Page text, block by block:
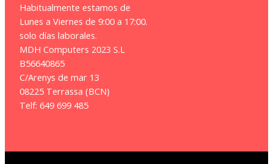
Habitualmente estamos de
Lunes a Viernes de 9:00 a 17:00.
solo días laborales.
MDH Computers 2023 S.L
B56640865
C/Arenys de mar 13
08225 Terrassa (BCN)
Telf: 649 699 485